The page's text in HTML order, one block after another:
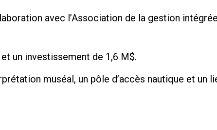
avec l’Association de la gestion
un investissement de 1,6 M$.
muséal, un pôle d’accès nautique et un